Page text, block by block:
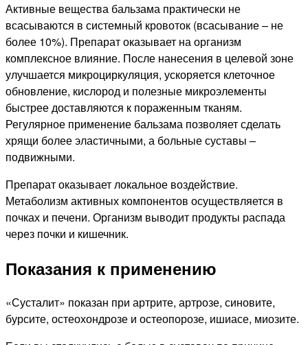
Активные вещества бальзама практически не
всасываются в системный кровоток (всасывание – не
более 10%). Препарат оказывает на организм
комплексное влияние. После нанесения в целевой зоне
улучшается микроциркуляция, ускоряется клеточное
обновление, кислород и полезные микроэлементы
быстрее доставляются к пораженным тканям.
Регулярное применение бальзама позволяет сделать
хрящи более эластичными, а больные суставы –
подвижными.
Препарат оказывает локальное воздействие.
Метаболизм активных компонентов осуществляется в
почках и печени. Организм выводит продукты распада
через почки и кишечник.
Показания к применению
«Сусталит» показан при артрите, артрозе, синовите,
бурсите, остеохондрозе и остеопорозе, ишиасе, миозите.